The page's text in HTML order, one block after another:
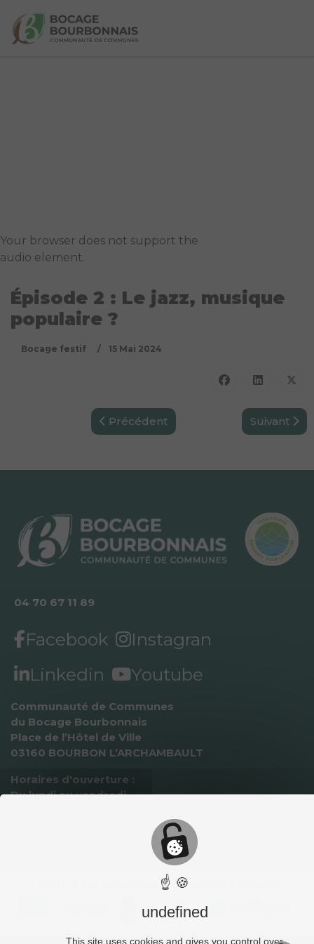
Your browser does not support the
audio element.
Épisode 2 : Le jazz, musique
populaire ?
Bocage festif 15 Mai 2024
Article précédent : Épisode 3 : Tronget
Précédent Article
Suivant
04 70 67 11 89
Facebook
Instagran
Linkedin
Youtube
Communauté de Communes
du Bocage Bourbonnais
Place de l’Hôtel de Ville
03160 BOURBON L’ARCHAMBAULT
Horaires d'ouverture :
Du lundi au vendredi
Ce site a été ﬁnancé par des fonds européens
☝ 🍪
undefined
This site uses cookies and gives you control over